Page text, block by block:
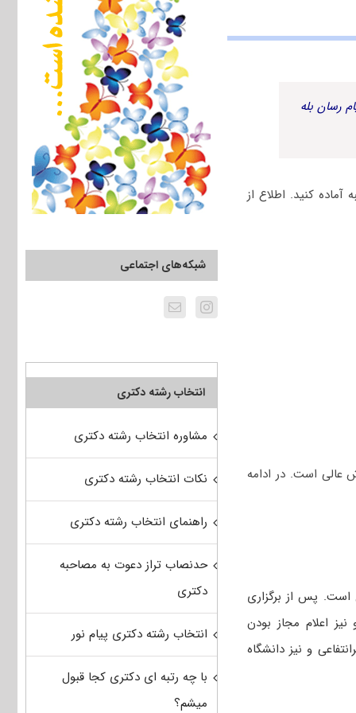
رسان بله
کنید. اطلاع از
عالی است. در ادامه
است. پس از برگزاری
نیز اعلام مجاز بودن
و نیز دانشگاه
شبکه‌های اجتماعی
انتخاب رشته دکتری
مشاوره انتخاب رشته دکتری
نکات انتخاب رشته دکتری
راهنمای انتخاب رشته دکتری
حدنصاب تراز دعوت به مصاحبه
دکتری
انتخاب رشته دکتری پیام نور
با چه رتبه ای دکتری کجا قبول
میشم؟